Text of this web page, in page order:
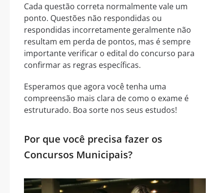
Cada questão correta normalmente vale um
ponto. Questões não respondidas ou
respondidas incorretamente geralmente não
resultam em perda de pontos, mas é sempre
importante verificar o edital do concurso para
confirmar as regras específicas.
Esperamos que agora você tenha uma
compreensão mais clara de como o exame é
estruturado. Boa sorte nos seus estudos!
Por que você precisa fazer os
Concursos Municipais?